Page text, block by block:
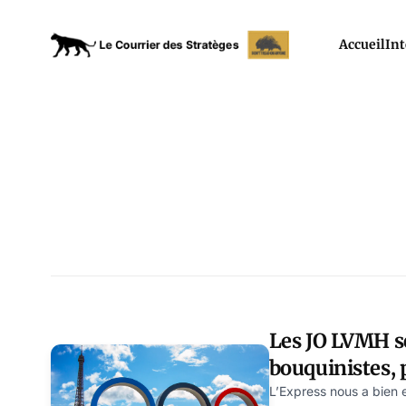
Accueil
Les JO LVMH
bouquinistes,
Schwartz
L’Express nous a bien